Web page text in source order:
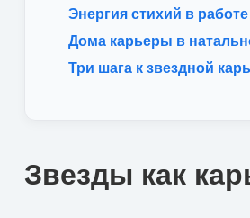
Энергия стихий в работе
Дома карьеры в
Три шага к звездной
Звезды как